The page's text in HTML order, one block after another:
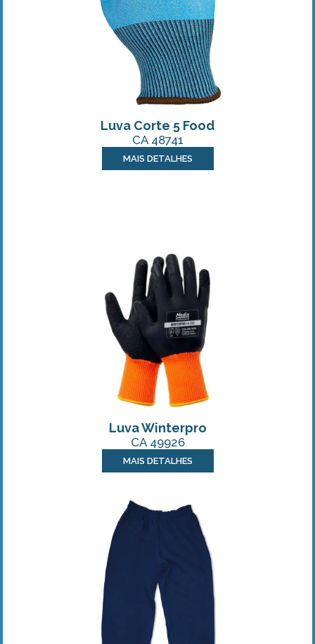
Luva Corte 5 Food
CA 48741
MAIS DETALHES
Luva Winterpro
CA 49926
MAIS DETALHES